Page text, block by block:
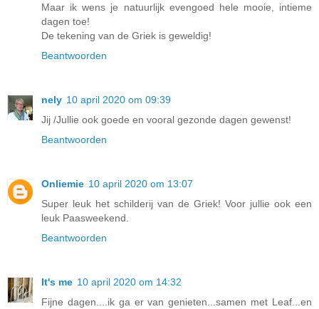
Maar ik wens je natuurlijk evengoed hele mooie, intieme
dagen toe!
De tekening van de Griek is geweldig!
Beantwoorden
nely 10 april 2020 om 09:39
Jij /Jullie ook goede en vooral gezonde dagen gewenst!
Beantwoorden
Onliemie 10 april 2020 om 13:07
Super leuk het schilderij van de Griek! Voor jullie ook een
leuk Paasweekend.
Beantwoorden
It's me 10 april 2020 om 14:32
Fijne dagen....ik ga er van genieten...samen met Leaf...en